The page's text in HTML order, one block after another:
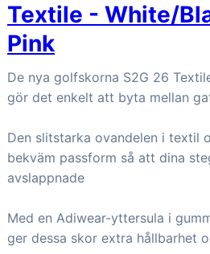
Textile - White/
Pink
De nya golfskorna S2G 26
gör det enkelt att byta mellan
Den slitstarka ovandelen i textil
bekväm passform så att dina
avslappnade
Med en Adiwear-yttersula i
ger dessa skor extra hållbarhet